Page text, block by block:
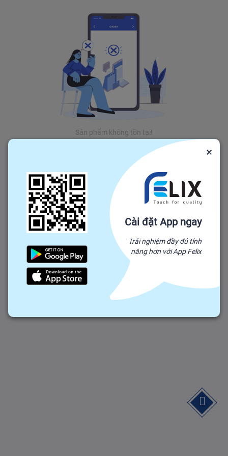
Sản phẩm không tồn tại!
×
Cài đặt App ngay
Trải nghiệm đầy đủ tính
năng hơn với App Felix